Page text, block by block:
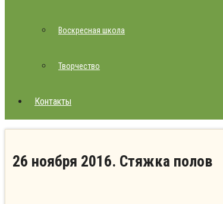
Воскресная школа
Творчество
Контакты
26 ноября 2016. Стяжка полов